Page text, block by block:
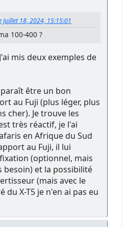
18, 2024, 15:15:01
100-400 ?
mis deux exemples de
paraît être un bon
au Fuji (plus léger, plus
cher). Je trouve les
très réactif, je l'ai
en Afrique du Sud
au Fuji, il lui
(optionnel, mais
besoin) et la possibilité
(mais avec le
du X-T5 je n'en ai pas eu